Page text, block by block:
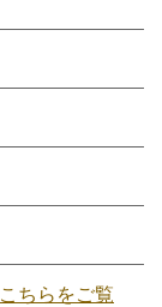
こちらをご覧